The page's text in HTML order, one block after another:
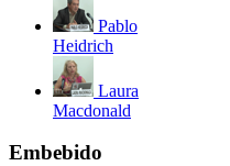
Pablo
Heidrich
Laura
Macdonald
Embebido